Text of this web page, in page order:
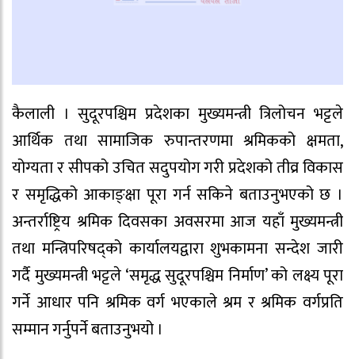
कैलाली । सुदूरपश्चिम प्रदेशका मुख्यमन्त्री त्रिलोचन भट्टले
आर्थिक तथा सामाजिक रुपान्तरणमा श्रमिकको क्षमता,
योग्यता र सीपको उचित सदुपयोग गरी प्रदेशको तीव्र विकास
र समृद्धिको आकाङ्क्षा पूरा गर्न सकिने बताउनुभएको छ ।
अन्तर्राष्ट्रिय श्रमिक दिवसका अवसरमा आज यहाँ मुख्यमन्त्री
तथा मन्त्रिपरिषद्को कार्यालयद्वारा शुभकामना सन्देश जारी
गर्दै मुख्यमन्त्री भट्टले ‘समृद्ध सुदूरपश्चिम निर्माण’ को लक्ष्य पूरा
गर्ने आधार पनि श्रमिक वर्ग भएकाले श्रम र श्रमिक वर्गप्रति
सम्मान गर्नुपर्ने बताउनुभयो ।